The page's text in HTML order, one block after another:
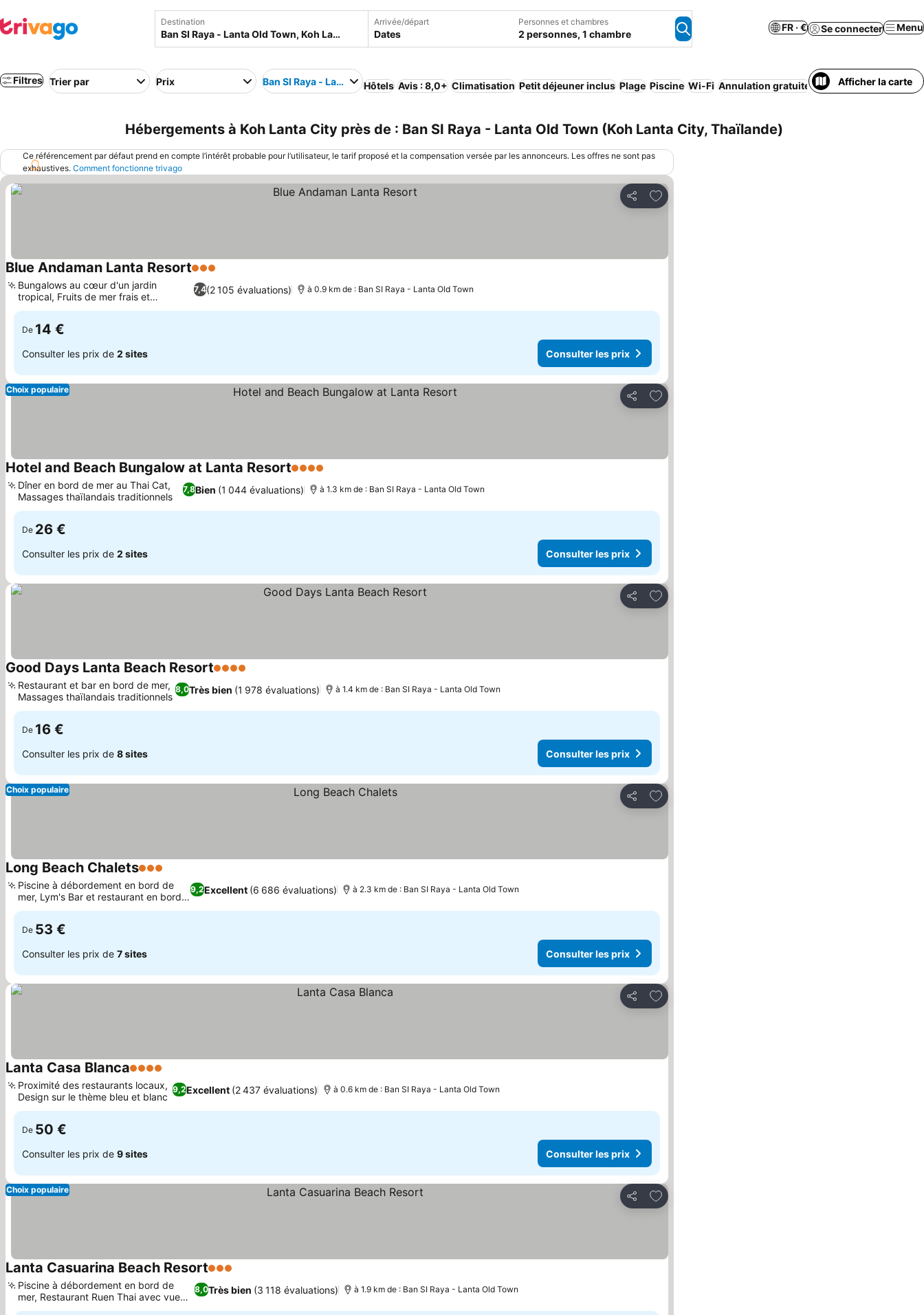
Destination Arrivée/départ
Dates
Personnes et chambres
2 personnes, 1 chambre
FR · € Se connecter Menu
Filtres Trier par Prix Ban SI Raya - Lanta Old Town
Hôtels Avis : 8,0+ Climatisation Petit déjeuner inclus Plage Piscine Wi-Fi Annulation gratuite Complexe touristique
Afficher la carte
Hébergements à Koh Lanta City près de : Ban SI Raya - Lanta Old Town (Koh Lanta City, Thaïlande)
Ce référencement par défaut prend en compte l’intérêt probable pour l’utilisateur, le tarif proposé et la compensation versée par les annonceurs. Les offres ne sont pas
exhaustives. Comment fonctionne trivago
Partager
Ajouter à mes favoris
Blue Andaman Lanta Resort3 Étoiles
7,4(2 105 évaluations)
Bungalows au cœur d'un jardin
tropical, Fruits de mer frais et
barbecue
à 0.9 km de : Ban SI Raya - Lanta Old Town
De 14 €
Consulter les prix de 2 sites Consulter les prix
Partager
Ajouter à mes favoris
Choix populaire
Hotel and Beach Bungalow at Lanta Resort4 Étoiles
7,8Bien (1 044 évaluations)
Dîner en bord de mer au Thai Cat,
Massages thaïlandais traditionnels
à 1.3 km de : Ban SI Raya - Lanta Old Town
De 26 €
Consulter les prix de 2 sites Consulter les prix
Partager
Ajouter à mes favoris
Good Days Lanta Beach Resort4 Étoiles
8,0Très bien (1 978 évaluations)
Restaurant et bar en bord de mer,
Massages thaïlandais traditionnels
à 1.4 km de : Ban SI Raya - Lanta Old Town
De 16 €
Consulter les prix de 8 sites Consulter les prix
Partager
Ajouter à mes favoris
Choix populaire
Long Beach Chalets3 Étoiles
9,2Excellent (6 686 évaluations)
Piscine à débordement en bord de
mer, Lym's Bar et restaurant en bord
de mer
à 2.3 km de : Ban SI Raya - Lanta Old Town
De 53 €
Consulter les prix de 7 sites Consulter les prix
Partager
Ajouter à mes favoris
Lanta Casa Blanca4 Étoiles
9,2Excellent (2 437 évaluations)
Proximité des restaurants locaux,
Design sur le thème bleu et blanc
à 0.6 km de : Ban SI Raya - Lanta Old Town
De 50 €
Consulter les prix de 9 sites Consulter les prix
Partager
Ajouter à mes favoris
Choix populaire
Lanta Casuarina Beach Resort3 Étoiles
8,0Très bien (3 118 évaluations)
Piscine à débordement en bord de
mer, Restaurant Ruen Thai avec vue
sur la mer
à 1.9 km de : Ban SI Raya - Lanta Old Town